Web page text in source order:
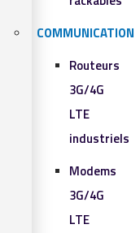
COMMUNICATION
Routeurs
3G/4G
LTE
industriels
Modems
3G/4G
LTE